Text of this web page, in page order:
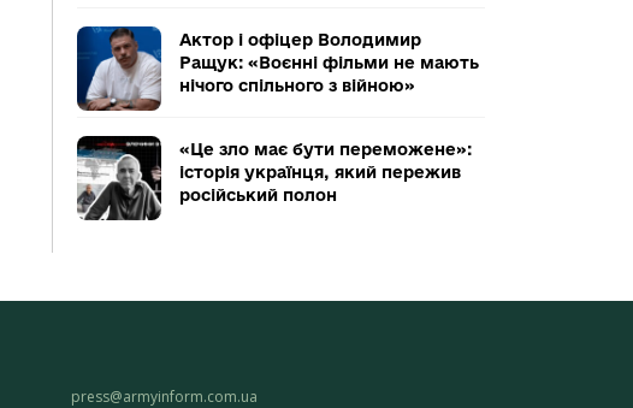
Актор і офіцер Володимир
Ращук: «Воєнні фільми не мають
нічого спільного з війною»
«Це зло має бути переможене»:
історія українця, який пережив
російський полон
press@armyinform.com.ua